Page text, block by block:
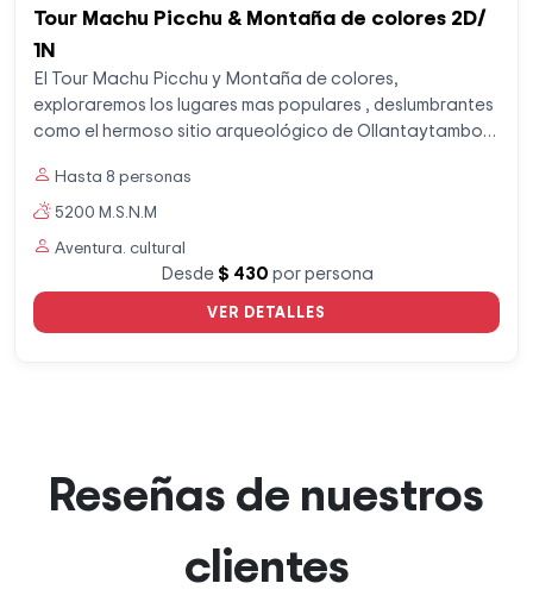
Tour Machu Picchu & Montaña de colores 2D/
1N
El Tour Machu Picchu y Montaña de colores,
exploraremos los lugares mas populares , deslumbrantes
como el hermoso sitio arqueológico de Ollantaytambo,
majestuoso Machu Picchu y su increíble historia.
Hasta 8 personas
5200 M.S.N.M
Aventura. cultural
Desde$ 430por persona
VER DETALLES
Reseñas de nuestros
clientes